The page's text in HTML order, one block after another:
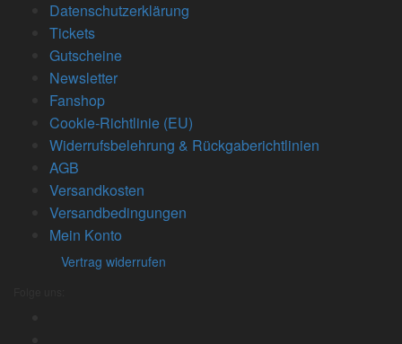
Datenschutzerklärung
Tickets
Gutscheine
Newsletter
Fanshop
Cookie-Richtlinie (EU)
Widerrufsbelehrung & Rückgaberichtlinien
AGB
Versandkosten
Versandbedingungen
Mein Konto
Vertrag widerrufen